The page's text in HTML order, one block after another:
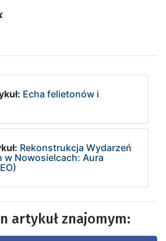
Echa felietonów i
Rekonstrukcja Wydarzeń
w Nowosielcach: Aura
artykuł znajomym: